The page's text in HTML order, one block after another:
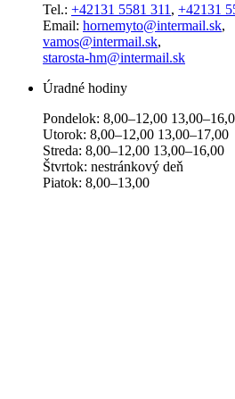
Tel.: +42131 5581 311 , +42131
Email: hornemyto@intermail.sk,
vamos@intermail.sk,
starosta-hm@intermail.sk
Úradné hodiny
Pondelok: 8,00–12,00
Utorok: 8,00–12,00 13,00–17,00
Streda: 8,00–12,00 13,00–16,00
Štvrtok: nestránkový deň
Piatok: 8,00–13,00